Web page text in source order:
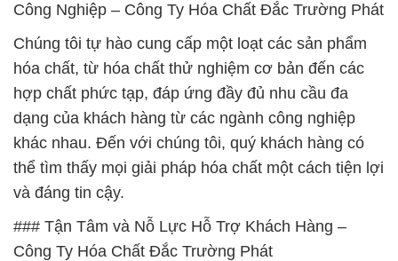
Công Nghiệp – Công Ty Hóa Chất Đắc Trường Phát
Chúng tôi tự hào cung cấp một loạt các sản phẩm
hóa chất, từ hóa chất thử nghiệm cơ bản đến các
hợp chất phức tạp, đáp ứng đầy đủ nhu cầu đa
dạng của khách hàng từ các ngành công nghiệp
khác nhau. Đến với chúng tôi, quý khách hàng có
thể tìm thấy mọi giải pháp hóa chất một cách tiện lợi
và đáng tin cậy.
### Tận Tâm và Nỗ Lực Hỗ Trợ Khách Hàng –
Công Ty Hóa Chất Đắc Trường Phát